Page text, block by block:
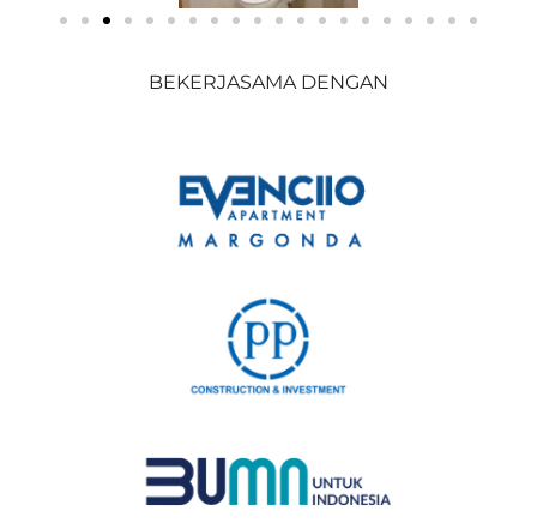
BEKERJASAMA DENGAN